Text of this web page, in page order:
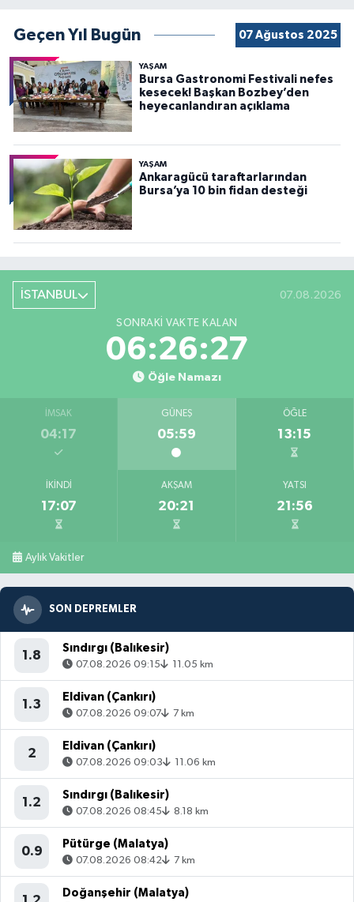
Geçen Yıl Bugün 07 Ağustos 2025
YAŞAM
Bursa Gastronomi Festivali nefes
kesecek! Başkan Bozbey’den
heyecanlandıran açıklama
YAŞAM
Ankaragücü taraftarlarından
Bursa’ya 10 bin fidan desteği
İSTANBUL 07.08.2026
SONRAKI VAKTE KALAN
06:26:26
Öğle Namazı
İMSAK
04:17
GÜNEŞ
05:59
ÖĞLE
13:15
İKINDI
17:07
AKŞAM
20:21
YATSI
21:56
Aylık Vakitler
SON DEPREMLER
1.8
Sındırgı (Balıkesir)
07.08.2026 09:15 11.05 km
1.3
Eldivan (Çankırı)
07.08.2026 09:07 7 km
2
Eldivan (Çankırı)
07.08.2026 09:03 11.06 km
1.2
Sındırgı (Balıkesir)
07.08.2026 08:45 8.18 km
0.9
Pütürge (Malatya)
07.08.2026 08:42 7 km
Doğanşehir (Malatya)